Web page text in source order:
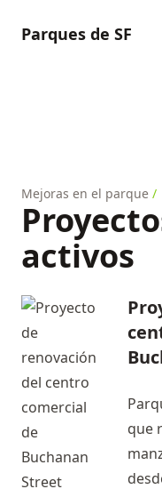
Parques de SF
Mejoras en el parque /
activos
que